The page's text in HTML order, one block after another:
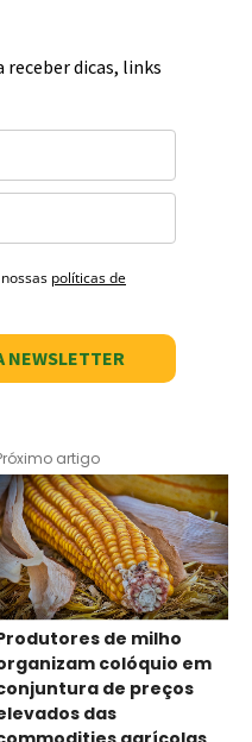
receber dicas, links
políticas de
NEWSLETTER
artigo
de milho
colóquio em
de preços
das